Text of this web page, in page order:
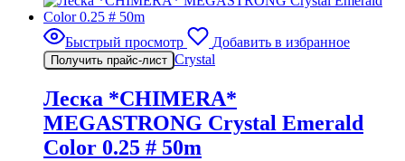
Быстрый просмотр Добавить в избранное
Получить прайс-лист Crystal
Леска *CHIMERA*
MEGASTRONG Crystal Emerald
Color 0.25 # 50m